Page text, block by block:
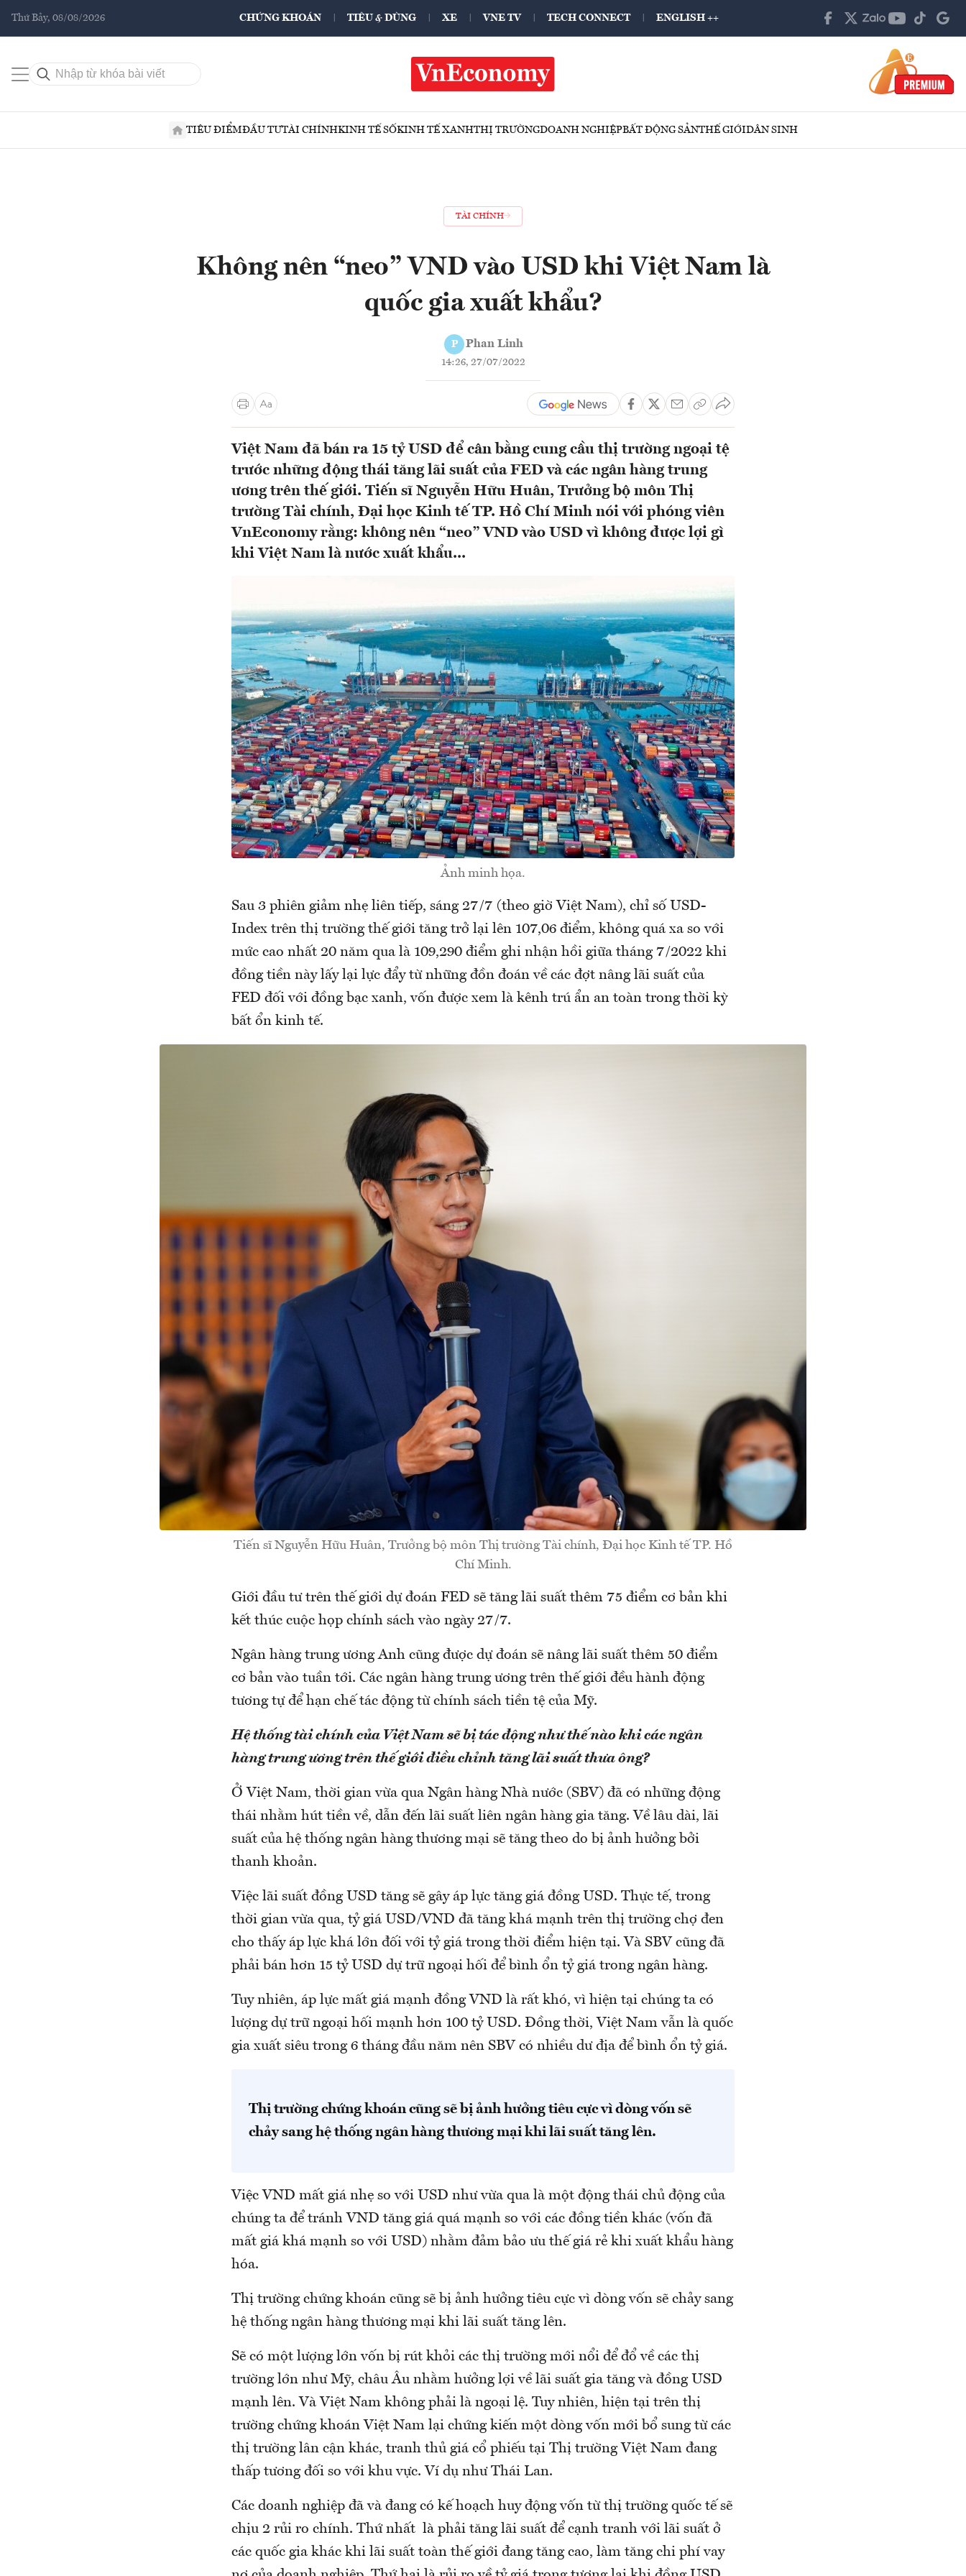
Thứ Bảy, 08/08/2026 CHỨNG KHOÁN TIÊU & DÙNG XE VNE TV TECH CONNECT ENGLISH ++
TIÊU ĐIỂMĐẦU TƯTÀI CHÍNHKINH TẾ SỐKINH TẾ XANHTHỊ TRƯỜNGDOANH NGHIỆPBẤT ĐỘNG SẢNTHẾ GIỚIDÂN SINH
TÀI CHÍNH
Không nên “neo” VND vào USD khi Việt Nam là
quốc gia xuất khẩu?
P Phan Linh
14:26, 27/07/2022
Việt Nam đã bán ra 15 tỷ USD để cân bằng cung cầu thị trường ngoại tệ
trước những động thái tăng lãi suất của FED và các ngân hàng trung
ương trên thế giới. Tiến sĩ Nguyễn Hữu Huân, Trưởng bộ môn Thị
trường Tài chính, Đại học Kinh tế TP. Hồ Chí Minh nói với phóng viên
VnEconomy rằng: không nên “neo” VND vào USD vì không được lợi gì
khi Việt Nam là nước xuất khẩu...
Ảnh minh họa.
Sau 3 phiên giảm nhẹ liên tiếp, sáng 27/7 (theo giờ Việt Nam), chỉ số USD-
Index trên thị trường thế giới tăng trở lại lên 107,06 điểm, không quá xa so với
mức cao nhất 20 năm qua là 109,290 điểm ghi nhận hồi giữa tháng 7/2022 khi
đồng tiền này lấy lại lực đẩy từ những đồn đoán về các đợt nâng lãi suất của
FED đối với đồng bạc xanh, vốn được xem là kênh trú ẩn an toàn trong thời kỳ
bất ổn kinh tế.
Tiến sĩ Nguyễn Hữu Huân, Trưởng bộ môn Thị trường Tài chính, Đại học Kinh tế TP. Hồ
Chí Minh.
Giới đầu tư trên thế giới dự đoán FED sẽ tăng lãi suất thêm 75 điểm cơ bản khi
kết thúc cuộc họp chính sách vào ngày 27/7.
Ngân hàng trung ương Anh cũng được dự đoán sẽ nâng lãi suất thêm 50 điểm
cơ bản vào tuần tới. Các ngân hàng trung ương trên thế giới đều hành động
tương tự để hạn chế tác động từ chính sách tiền tệ của Mỹ.
Hệ thống tài chính của Việt Nam sẽ bị tác động như thế nào khi các ngân
hàng trung ương trên thế giới điều chỉnh tăng lãi suất thưa ông?
Ở Việt Nam, thời gian vừa qua Ngân hàng Nhà nước (SBV) đã có những động
thái nhằm hút tiền về, dẫn đến lãi suất liên ngân hàng gia tăng. Về lâu dài, lãi
suất của hệ thống ngân hàng thương mại sẽ tăng theo do bị ảnh hưởng bởi
thanh khoản.
Việc lãi suất đồng USD tăng sẽ gây áp lực tăng giá đồng USD. Thực tế, trong
thời gian vừa qua, tỷ giá USD/VND đã tăng khá mạnh trên thị trường chợ đen
cho thấy áp lực khá lớn đối với tỷ giá trong thời điểm hiện tại. Và SBV cũng đã
phải bán hơn 15 tỷ USD dự trữ ngoại hối để bình ổn tỷ giá trong ngân hàng.
Tuy nhiên, áp lực mất giá mạnh đồng VND là rất khó, vì hiện tại chúng ta có
lượng dự trữ ngoại hối mạnh hơn 100 tỷ USD. Đồng thời, Việt Nam vẫn là quốc
gia xuất siêu trong 6 tháng đầu năm nên SBV có nhiều dư địa để bình ổn tỷ giá.
Thị trường chứng khoán cũng sẽ bị ảnh hưởng tiêu cực vì dòng vốn sẽ
chảy sang hệ thống ngân hàng thương mại khi lãi suất tăng lên.
Việc VND mất giá nhẹ so với USD như vừa qua là một động thái chủ động của
chúng ta để tránh VND tăng giá quá mạnh so với các đồng tiền khác (vốn đã
mất giá khá mạnh so với USD) nhằm đảm bảo ưu thế giá rẻ khi xuất khẩu hàng
hóa.
Thị trường chứng khoán cũng sẽ bị ảnh hưởng tiêu cực vì dòng vốn sẽ chảy sang
hệ thống ngân hàng thương mại khi lãi suất tăng lên.
Sẽ có một lượng lớn vốn bị rút khỏi các thị trường mới nổi để đổ về các thị
trường lớn như Mỹ, châu Âu nhằm hưởng lợi về lãi suất gia tăng và đồng USD
mạnh lên. Và Việt Nam không phải là ngoại lệ. Tuy nhiên, hiện tại trên thị
trường chứng khoán Việt Nam lại chứng kiến một dòng vốn mới bổ sung từ các
thị trường lân cận khác, tranh thủ giá cổ phiếu tại Thị trường Việt Nam đang
thấp tương đối so với khu vực. Ví dụ như Thái Lan.
Các doanh nghiệp đã và đang có kế hoạch huy động vốn từ thị trường quốc tế sẽ
chịu 2 rủi ro chính. Thứ nhất là phải tăng lãi suất để cạnh tranh với lãi suất ở
các quốc gia khác khi lãi suất toàn thế giới đang tăng cao, làm tăng chi phí vay